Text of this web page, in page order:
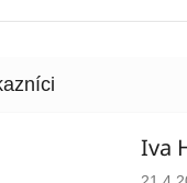
z 5 hvězdiček.
Iva